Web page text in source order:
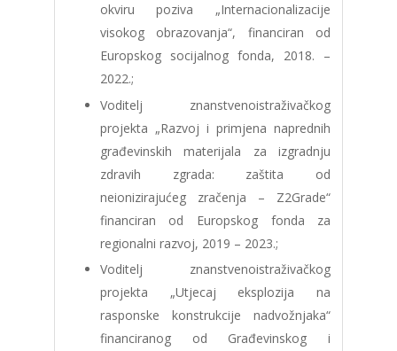
okviru poziva „Internacionalizacije
visokog obrazovanja“, financiran od
Europskog socijalnog fonda, 2018. –
2022.;
Voditelj znanstvenoistraživačkog
projekta „Razvoj i primjena naprednih
građevinskih materijala za izgradnju
zdravih zgrada: zaštita od
neionizirajućeg zračenja – Z2Grade“
financiran od Europskog fonda za
regionalni razvoj, 2019 – 2023.;
Voditelj znanstvenoistraživačkog
projekta „Utjecaj eksplozija na
rasponske konstrukcije nadvožnjaka“
financiranog od Građevinskog i